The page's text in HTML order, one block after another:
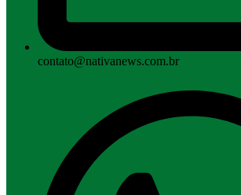
contato@nativanews.com.br